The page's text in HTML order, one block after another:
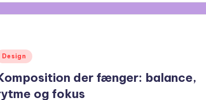
Design
der fænger: balance,
og fokus